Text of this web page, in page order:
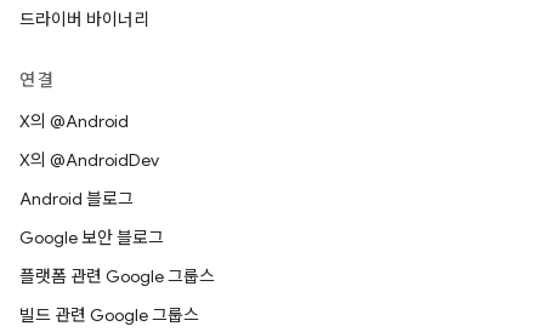
드라이버 바이너리
연결
X의 @Android
X의 @AndroidDev
Android 블로그
Google 보안 블로그
플랫폼 관련 Google 그룹스
빌드 관련 Google 그룹스